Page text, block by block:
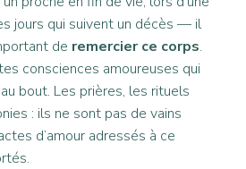
jours qui suivent un décès — il
de remercier ce corps.
consciences amoureuses qui
bout. Les prières, les rituels
: ils ne sont pas de vains
d’amour adressés à ce